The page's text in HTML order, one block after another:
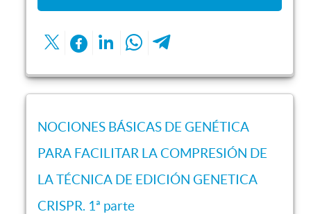
NOCIONES BÁSICAS DE GENÉTICA
PARA FACILITAR LA COMPRESIÓN DE
LA TÉCNICA DE EDICIÓN GENETICA
CRISPR. 1ª parte